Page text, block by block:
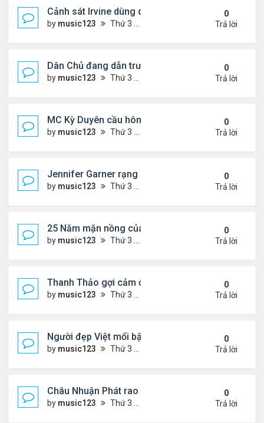
Cảnh sát Irvine dùng drone bắt kẻ trộm trong
by music123 Thứ 3 Tháng 8 04, 2026 6:20 pm
0
Trả lời
Dân Chủ đang dẫn trước Cộng Hòa trong các
by music123 Thứ 3 Tháng 8 04, 2026 6:17 pm
0
Trả lời
MC Kỳ Duyên cầu hôn lại chồng cũ
by music123 Thứ 3 Tháng 8 04, 2026 6:12 pm
0
Trả lời
Jennifer Garner rạng rỡ bên bạn trai kém 6 tuổi
by music123 Thứ 3 Tháng 8 04, 2026 6:06 pm
0
Trả lời
25 Năm mặn nồng của 'Điệp viên 007'
by music123 Thứ 3 Tháng 8 04, 2026 5:57 pm
0
Trả lời
Thanh Thảo gợi cảm ở tuổi 49
by music123 Thứ 3 Tháng 8 04, 2026 5:52 pm
0
Trả lời
Người đẹp Việt mổi bật giữa dàn sao châu Á
by music123 Thứ 3 Tháng 8 04, 2026 5:45 pm
0
Trả lời
Châu Nhuận Phát rao bán tài sản
by music123 Thứ 3 Tháng 8 04, 2026 5:36 pm
0
Trả lời